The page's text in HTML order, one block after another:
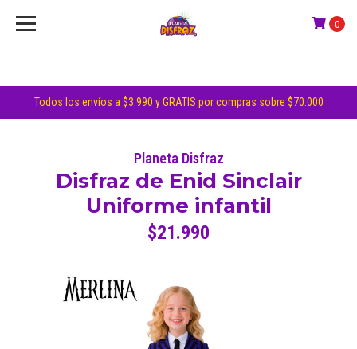
Todos los envíos a $3.990 y GRATIS por compras sobre $70.000
0
Planeta Disfraz
Disfraz de Enid Sinclair
Uniforme infantil
$21.990